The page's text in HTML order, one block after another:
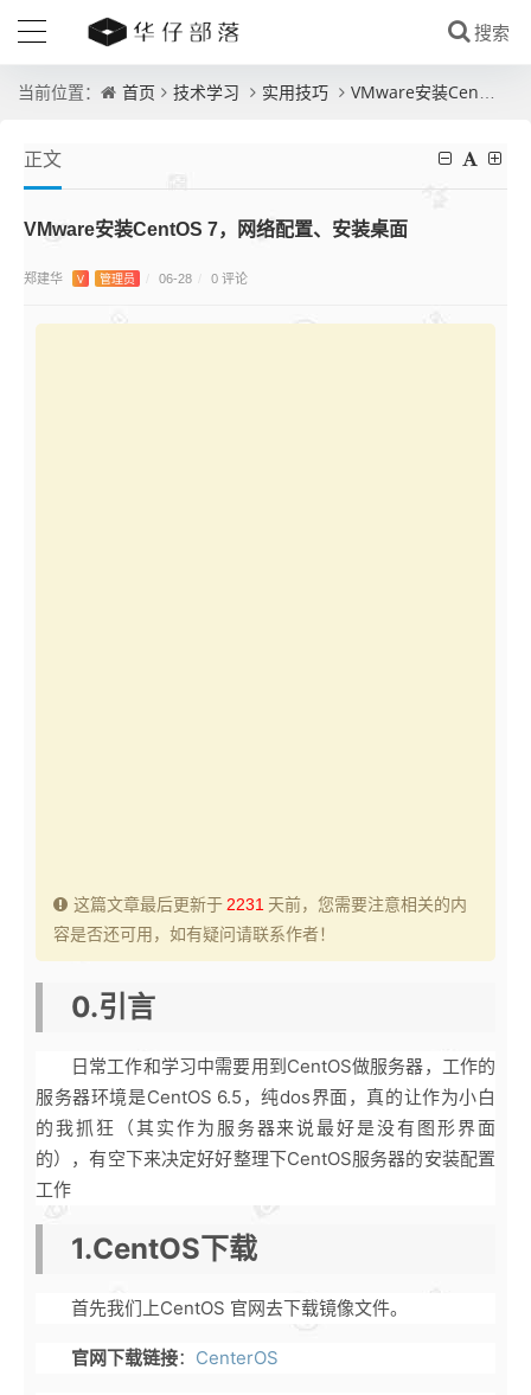
当前位置： 首页 技术学习 实用技巧 VMware安装CentOS 7，网络配置、安装桌面
正文
VMware安装CentOS 7，网络配置、安装桌面
郑建华 V 管理员 06-28 0 评论
这篇文章最后更新于 2231 天前，您需要注意相关的内
容是否还可用，如有疑问请联系作者！
0.引言
日常工作和学习中需要用到CentOS做服务器，工作的
服务器环境是CentOS 6.5，纯dos界面，真的让作为小白
的我抓狂（其实作为服务器来说最好是没有图形界面
的），有空下来决定好好整理下CentOS服务器的安装配置
工作
1.CentOS下载
首先我们上CentOS 官网去下载镜像文件。
官网下载链接： CenterOS